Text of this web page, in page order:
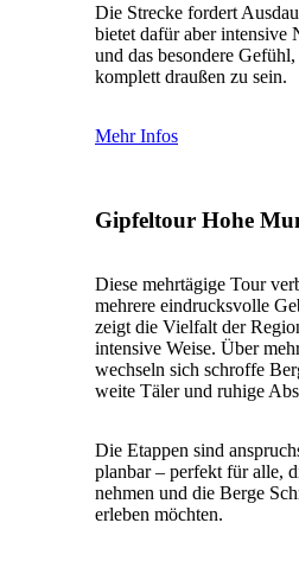
Die Strecke fordert
bietet dafür aber intensive
und das besondere
komplett draußen zu sein.
Mehr Infos
Gipfeltour Hohe
Diese mehrtägige Tour
mehrere eindrucksvolle
zeigt die Vielfalt der
intensive Weise. Über
wechseln sich schroffe
weite Täler und ruhige
Die Etappen sind
planbar – perfekt für alle,
nehmen und die Berge
erleben möchten.